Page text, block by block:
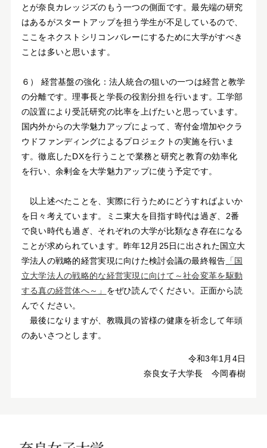
とが奈良カレッジズのもう一つの側面です。最先端の研究
はあるがスタートアップを担う学生が不足しているので、
ここをネクストシリコンバレーにするために大学がすべき
ことは多いと思います。
６） 経営基盤の強化：法人統合の狙いの一つは経営と教学
の分離です。理事長と学長の役割分担を行います。工学部
の設置により受託研究の比率を上げたいと思っています。
国内外からの大学魅力アップによって、寄付金増加やクラ
ウドファンディングによるプロジェクトの実施を行いま
す。徹底したDXを行うことで業務と研究と教育の効率化
を行い、余剰金を大学魅力アップに使う予定です。
以上述べたことを、実際に行うためにどうすればよいか
を日々考えています。ミニ東大を目指す時代は過ぎ、2番
で良い時代も過ぎ、それぞれの大学が比類なき存在になる
ことが求められています。昨年12月25日に出された国立大
学法人の戦略的経営実現に向けた検討会議の最終報告 「国
立大学法人の戦略的な経営実現に向けて～社会変革を駆動
する真の経営体へ～」 をぜひ読んでください。正面から読
んでください。
最後になりますが、教職員の皆様の健康を祈念して年頭
のあいさつとします。
令和3年1月4日
奈良女子大学長 今岡春樹